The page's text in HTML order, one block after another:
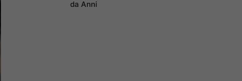
da Anni